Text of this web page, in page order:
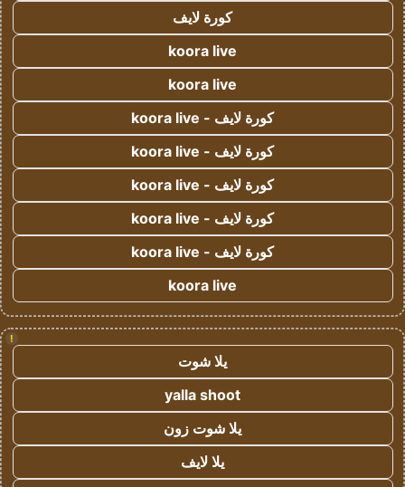
كورة لايف
koora live
koora live
كورة لايف - koora live
كورة لايف - koora live
كورة لايف - koora live
كورة لايف - koora live
كورة لايف - koora live
koora live
!
يلا شوت
yalla shoot
يلا شوت زون
يلا لايف